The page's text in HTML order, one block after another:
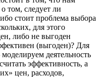
том, следует ли
стоит проблема выбора
для этого
либо не выгоден
(выгоден)? Для
деятельность
эффективность, а
цен, расходов,